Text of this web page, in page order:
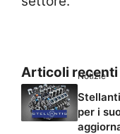
Articoli recenti
Notizie
per i